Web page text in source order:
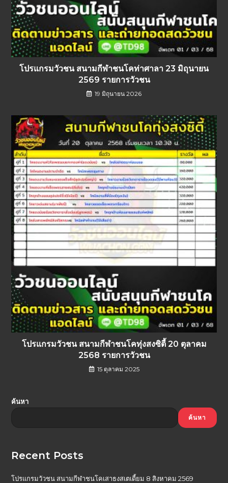
โปรแกรมวัวชน สนามกีฬาชนโคท่าศาลา 23 มิถุนายน
2569 รายการวัวชน
19 มิถุนายน 2026
โปรแกรมวัวชน สนามกีฬาชนโคทุ่งสงซิตี้ 20 ตุลาคม
2568 รายการวัวชน
15 ตุลาคม 2025
ค้นหา
ค้นหา
Recent Posts
โปรแกรมวัวชน สนามกีฬาชนโคเสาธงสเตเดี้ยม 8 สิงหาคม 2569